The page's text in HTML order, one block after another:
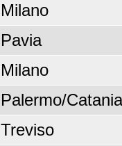
Milano
Pavia
Milano
Palermo/Catania
Treviso